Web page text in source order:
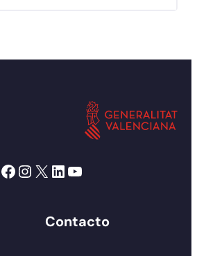
Facebook Instagram X LinkedIn YouTube
Contacto